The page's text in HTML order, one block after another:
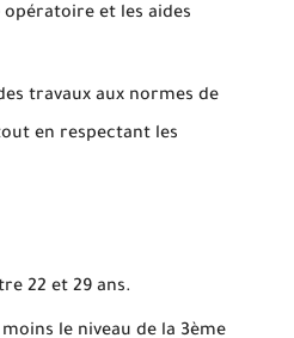
et les aides
travaux aux normes de
en respectant les
22 et 29 ans.
le niveau de la 3ème